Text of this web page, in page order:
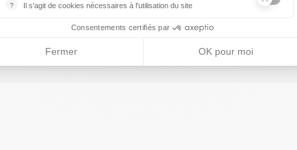
? Il s'agit de cookies nécessaires à l'utilisation du site
Consentements certifiés par
Fermer OK pour moi